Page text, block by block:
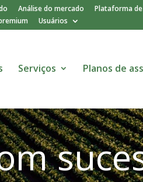
Análise do mercado
Plataforma
Usuários
Serviços Planos de